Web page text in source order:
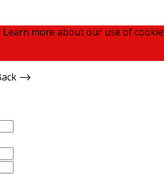
Learn more about our use of
⟶